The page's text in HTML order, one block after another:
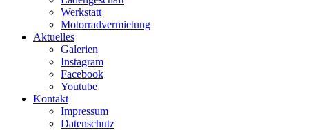
Werkstatt
Motorradvermietung
Aktuelles
Galerien
Instagram
Facebook
Youtube
Kontakt
Impressum
Datenschutz